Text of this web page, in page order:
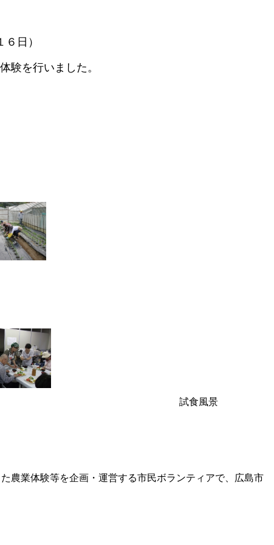
６日 ）
験を行いました。
試食風景
業体験等を企画・運営する市民ボランティアで、広島市